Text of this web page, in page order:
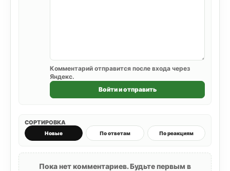
Комментарий отправится после входа через
Яндекс.
Войти и отправить
СОРТИРОВКА
Новые По ответам По реакциям
Пока нет комментариев. Будьте первым в